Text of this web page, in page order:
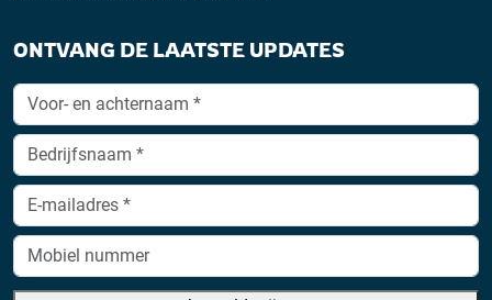
ONTVANG DE LAATSTE UPDATES